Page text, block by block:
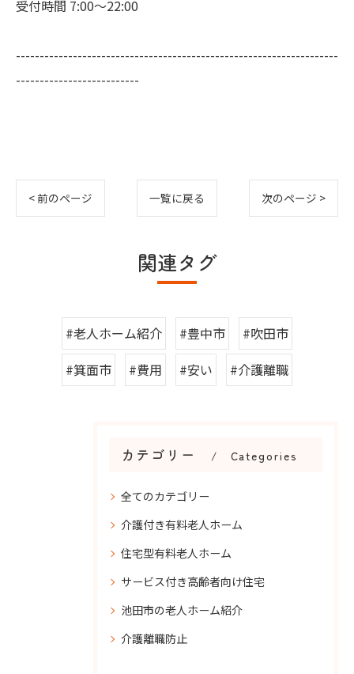
受付時間 7:00～22:00
--------------------------------------------------------------------
--------------------------
< 前のページ 一覧に戻る 次のページ >
関連タグ
#老人ホーム紹介 #豊中市
#吹田市
#箕面市
#費用 #安い #介護離職
カテゴリー Categories
全てのカテゴリー
介護付き有料老人ホーム
住宅型有料老人ホーム
サービス付き高齢者向け住宅
池田市の老人ホーム紹介
介護離職防止